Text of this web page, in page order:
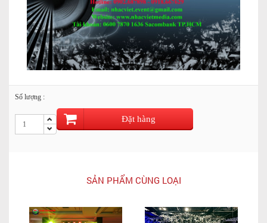
Số lượng :
Đặt hàng
SẢN PHẨM CÙNG LOẠI